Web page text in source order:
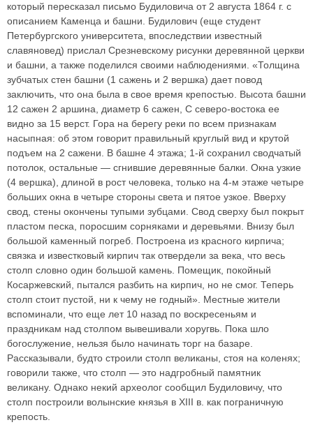
который пересказал письмо Будиловича от 2 августа 1864 г. с
описанием Каменца и башни. Будилович (еще студент
Петербургского университета, впоследствии известный
славяновед) прислал Срезневскому рисунки деревянной церкви
и башни, а также поделился своими наблюдениями. «Толщина
зубчатых стен башни (1 сажень и 2 вершка) дает повод
заключить, что она была в свое время крепостью. Высота башни
12 сажен 2 аршина, диаметр 6 сажен, С северо-востока ее
видно за 15 верст. Гора на берегу реки по всем признакам
насыпная: об этом говорит правильный круглый вид и крутой
подъем на 2 сажени. В башне 4 этажа; 1-й сохранил сводчатый
потолок, остальные — сгнившие деревянные балки. Окна узкие
(4 вершка), длиной в рост человека, только на 4-м этаже четыре
больших окна в четыре стороны света и пятое узкое. Вверху
свод, стены окончены тупыми зубцами. Свод сверху был покрыт
пластом песка, поросшим сорняками и деревьями. Внизу был
большой каменный погреб. Построена из красного кирпича;
связка и известковый кирпич так отвердели за века, что весь
столп словно один большой камень. Помещик, покойный
Косаржевский, пытался разбить на кирпич, но не смог. Теперь
столп стоит пустой, ни к чему не годный». Местные жители
вспоминали, что еще лет 10 назад по воскресеньям и
праздникам над столпом вывешивали хоругвь. Пока шло
богослужение, нельзя было начинать торг на базаре.
Рассказывали, будто строили столп великаны, стоя на коленях;
говорили также, что столп — это надгробный памятник
великану. Однако некий археолог сообщил Будиловичу, что
столп построили волынские князья в XIII в. как пограничную
крепость.